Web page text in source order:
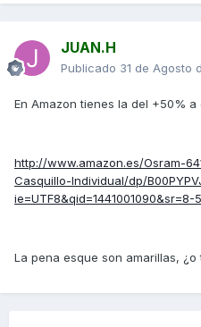
JUAN.H
Publicado 31 de Agosto
En Amazon tienes la del +50%
http://www.amazon.es/Osram-
Casquillo-Individual/dp/
ie=UTF8&qid=1441001090&sr=8-
La pena esque son amarillas,